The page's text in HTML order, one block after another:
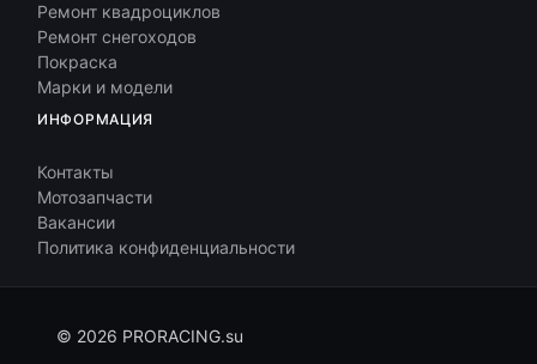
Ремонт квадроциклов
Ремонт снегоходов
Покраска
Марки и модели
ИНФОРМАЦИЯ
Контакты
Мотозапчасти
Вакансии
Политика конфиденциальности
© 2026 PRORACING.su